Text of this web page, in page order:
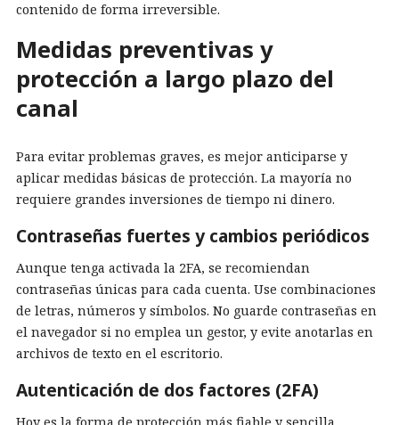
contenido de forma irreversible.
Medidas preventivas y
protección a largo plazo del
canal
Para evitar problemas graves, es mejor anticiparse y
aplicar medidas básicas de protección. La mayoría no
requiere grandes inversiones de tiempo ni dinero.
Contraseñas fuertes y cambios periódicos
Aunque tenga activada la 2FA, se recomiendan
contraseñas únicas para cada cuenta. Use combinaciones
de letras, números y símbolos. No guarde contraseñas en
el navegador si no emplea un gestor, y evite anotarlas en
archivos de texto en el escritorio.
Autenticación de dos factores (2FA)